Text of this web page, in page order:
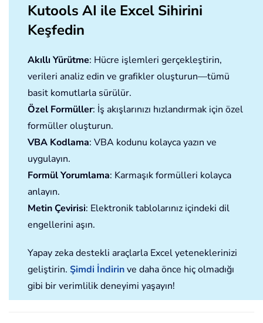
Kutools AI ile Excel Sihirini
Keşfedin
Akıllı Yürütme: Hücre işlemleri gerçekleştirin,
verileri analiz edin ve grafikler oluşturun—tümü
basit komutlarla sürülür.
Özel Formüller: İş akışlarınızı hızlandırmak için özel
formüller oluşturun.
VBA Kodlama: VBA kodunu kolayca yazın ve
uygulayın.
Formül Yorumlama: Karmaşık formülleri kolayca
anlayın.
Metin Çevirisi: Elektronik tablolarınız içindeki dil
engellerini aşın.
Yapay zeka destekli araçlarla Excel yeteneklerinizi
geliştirin. Şimdi İndirinve daha önce hiç olmadığı
gibi bir verimlilik deneyimi yaşayın!